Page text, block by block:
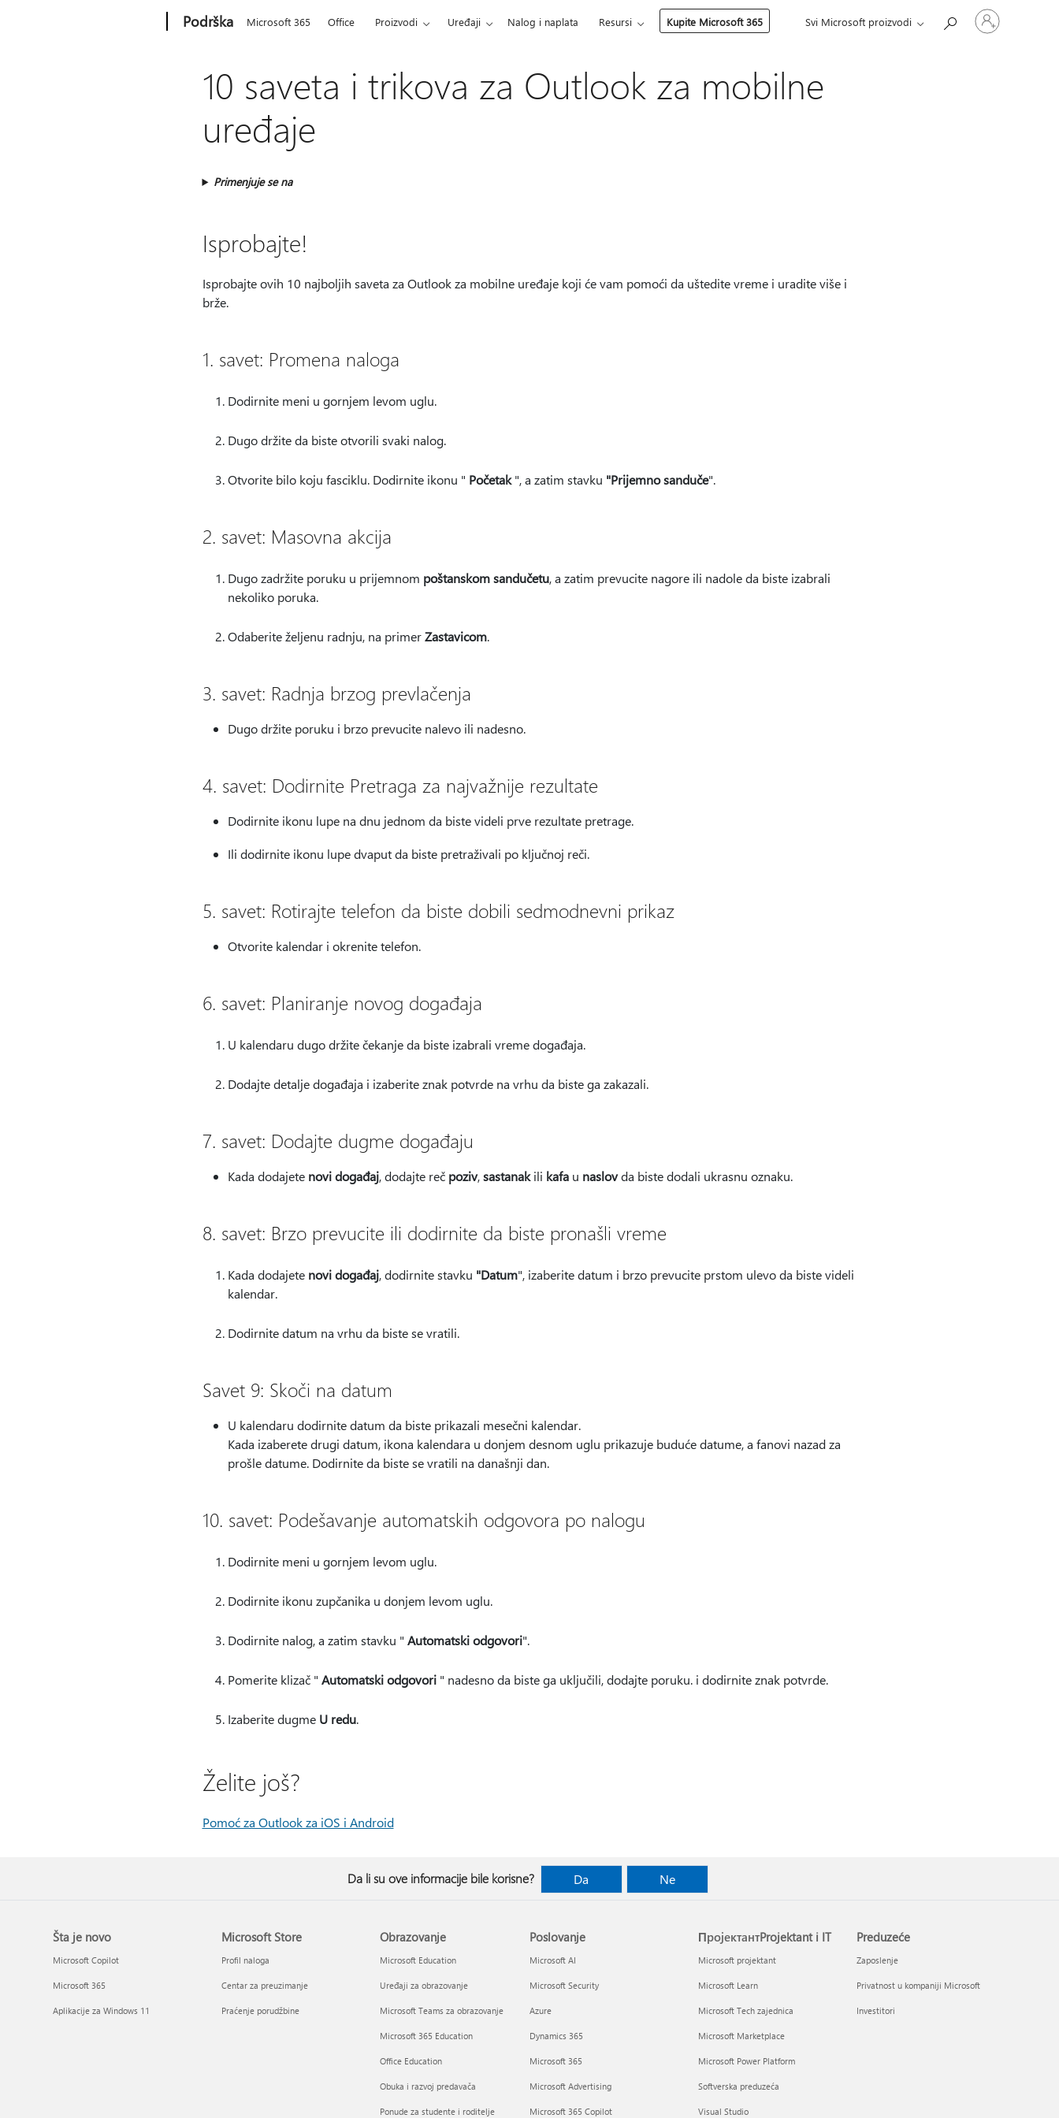
Podrška Microsoft 365 Office Proizvodi Uređaji Nalog i naplata Resursi Kupite Microsoft 365 Svi Microsoft proizvodi
Prijavite
se
10 saveta i trikova za Outlook za mobilne
uređaje
Primenjuje se na
Isprobajte!
Isprobajte ovih 10 najboljih saveta za Outlook za mobilne uređaje koji će vam pomoći da uštedite vreme i uradite više i
brže.
1. savet: Promena naloga
Dodirnite meni u gornjem levom uglu.
Dugo držite da biste otvorili svaki nalog.
Otvorite bilo koju fasciklu. Dodirnite ikonu " Početak", a zatim stavku "Prijemno sanduče".
2. savet: Masovna akcija
Dugo zadržite poruku u prijemnom poštanskom sandučetu, a zatim prevucite nagore ili nadole da biste izabrali
nekoliko poruka.
Odaberite željenu radnju, na primerZastavicom.
3. savet: Radnja brzog prevlačenja
Dugo držite poruku i brzo prevucite nalevo ili nadesno.
4. savet: Dodirnite Pretraga za najvažnije rezultate
Dodirnite ikonu lupe na dnu jednom da biste videli prve rezultate pretrage.
Ili dodirnite ikonu lupe dvaput da biste pretraživali po ključnoj reči.
5. savet: Rotirajte telefon da biste dobili sedmodnevni prikaz
Otvorite kalendar i okrenite telefon.
6. savet: Planiranje novog događaja
U kalendaru dugo držite čekanje da biste izabrali vreme događaja.
Dodajte detalje događaja i izaberite znak potvrde na vrhu da biste ga zakazali.
7. savet: Dodajte dugme događaju
Kada dodajete novi događaj, dodajte reč poziv,sastanakili kafau naslovda biste dodali ukrasnu oznaku.
8. savet: Brzo prevucite ili dodirnite da biste pronašli vreme
Kada dodajete novi događaj, dodirnite stavku "Datum", izaberite datum i brzo prevucite prstom ulevo da biste videli
kalendar.
Dodirnite datum na vrhu da biste se vratili.
Savet 9: Skoči na datum
U kalendaru dodirnite datum da biste prikazali mesečni kalendar.
Kada izaberete drugi datum, ikona kalendara u donjem desnom uglu prikazuje buduće datume, a fanovi nazad za
prošle datume. Dodirnite da biste se vratili na današnji dan.
10. savet: Podešavanje automatskih odgovora po nalogu
Dodirnite meni u gornjem levom uglu.
Dodirnite ikonu zupčanika u donjem levom uglu.
Dodirnite nalog, a zatim stavku " Automatski odgovori".
Pomerite klizač " Automatski odgovori" nadesno da biste ga uključili, dodajte poruku. i dodirnite znak potvrde.
Izaberite dugme U redu.
Želite još?
Pomoć za Outlook za iOS i Android
Da li su ove informacije bile korisne? Da Ne
Šta je novo
Microsoft Copilot
Microsoft 365
Aplikacije za Windows 11
Microsoft Store
Profil naloga
Centar za preuzimanje
Praćenje porudžbine
Obrazovanje
Microsoft Education
Uređaji za obrazovanje
Microsoft Teams za obrazovanje
Microsoft 365 Education
Office Education
Obuka i razvoj predavača
Ponude za studente i roditelje
Poslovanje
Microsoft AI
Microsoft Security
Azure
Dynamics 365
Microsoft 365
Microsoft Advertising
Microsoft 365 Copilot
ПројектантProjektant i IT
Microsoft projektant
Microsoft Learn
Microsoft Tech zajednica
Microsoft Marketplace
Microsoft Power Platform
Softverska preduzeća
Visual Studio
Preduzeće
Zaposlenje
Privatnost u kompaniji Microsoft
Investitori